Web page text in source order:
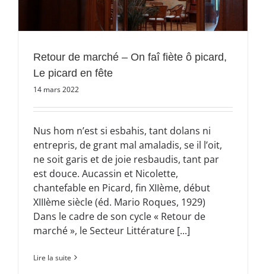
Retour de marché – On faî fiète ô picard,
Le picard en fête
14 mars 2022
Nus hom n’est si esbahis, tant dolans ni
entrepris, de grant mal amaladis, se il l’oit,
ne soit garis et de joie resbaudis, tant par
est douce. Aucassin et Nicolette,
chantefable en Picard, fin XIIème, début
XIIIème siècle (éd. Mario Roques, 1929)
Dans le cadre de son cycle « Retour de
marché », le Secteur Littérature [...]
Lire la suite